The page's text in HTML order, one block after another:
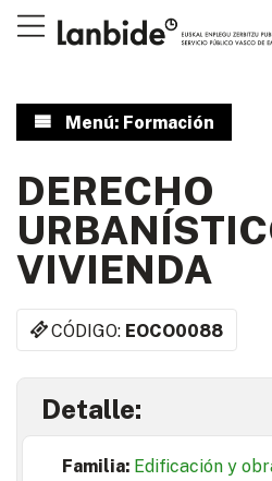
Menú: Formación
DERECHO
VIVIENDA
CÓDIGO: EOCO0088
Detalle:
Familia: Edificación y